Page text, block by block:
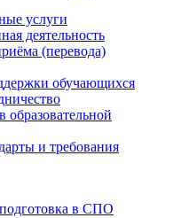
услуги
деятельность
(перевода)
обучающихся
образовательной
и требования
в СПО